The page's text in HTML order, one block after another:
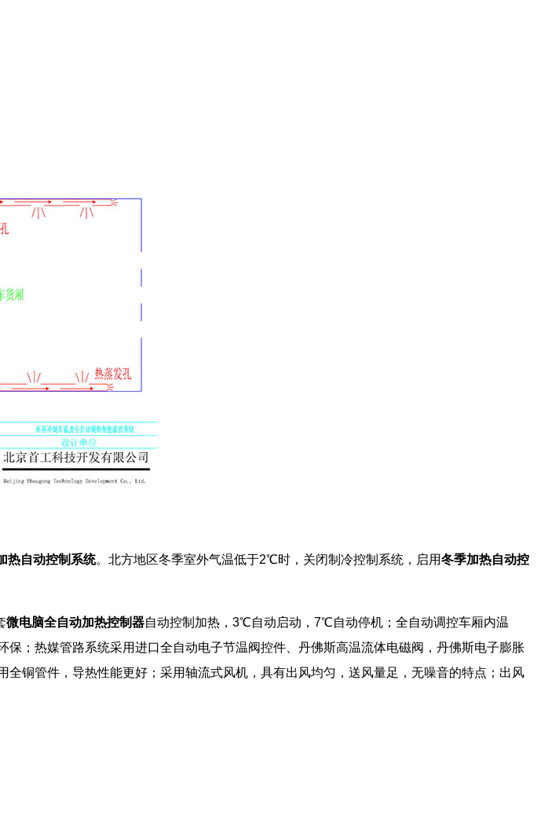
热自动控制系统。北方地区冬季室外气温低于2℃时，关闭制冷控制系统，启用冬季加热自动控
微电脑全自动加热控制器自动控制加热，3℃自动启动，7℃自动停机；全自动调控车厢内温
；热媒管路系统采用进口全自动电子节温阀控件、丹佛斯高温流体电磁阀，丹佛斯电子膨胀
全铜管件，导热性能更好；采用轴流式风机，具有出风均匀，送风量足，无噪音的特点；出风